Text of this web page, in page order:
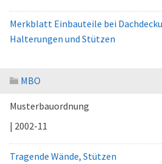
Merkblatt Einbauteile bei
Halterungen und Stützen
MBO
Musterbauordnung
| 2002-11
Tragende Wände, Stützen